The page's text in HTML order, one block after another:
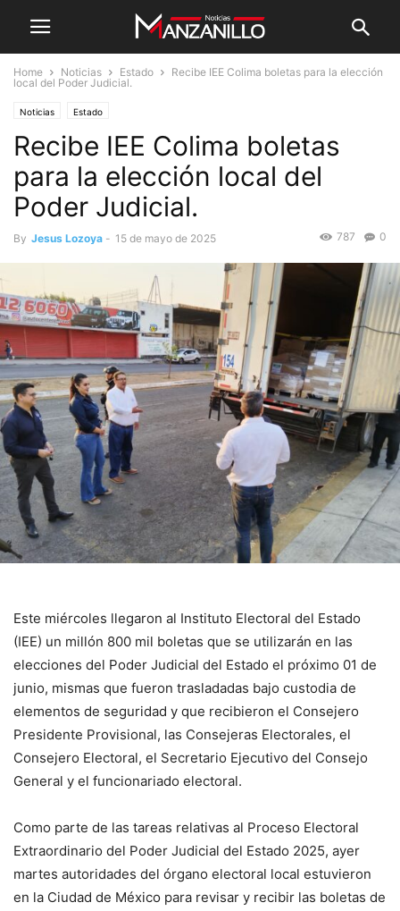
Home Noticias Estado
Recibe IEE Colima boletas para la elección
local del Poder Judicial.
Noticias Estado
Recibe IEE Colima boletas
para la elección local del
Poder Judicial.
By Jesus Lozoya - 15 de mayo de 2025 0
787
Este miércoles llegaron al Instituto Electoral del Estado
(IEE) un millón 800 mil boletas que se utilizarán en las
elecciones del Poder Judicial del Estado el próximo 01 de
junio, mismas que fueron trasladadas bajo custodia de
elementos de seguridad y que recibieron el Consejero
Presidente Provisional, las Consejeras Electorales, el
Consejero Electoral, el Secretario Ejecutivo del Consejo
General y el funcionariado electoral.
Como parte de las tareas relativas al Proceso Electoral
Extraordinario del Poder Judicial del Estado 2025, ayer
martes autoridades del órgano electoral local estuvieron
en la Ciudad de México para revisar y recibir las boletas de